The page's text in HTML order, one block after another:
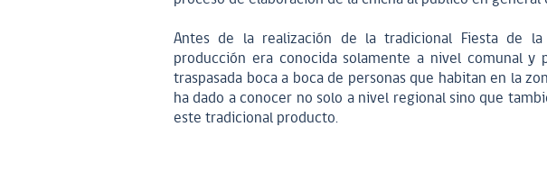
Antes de la realización de la tradicional Fiesta de
producción era conocida solamente a nivel comunal y
traspasada boca a boca de personas que habitan en la
ha dado a conocer no solo a nivel regional sino que
este tradicional producto.